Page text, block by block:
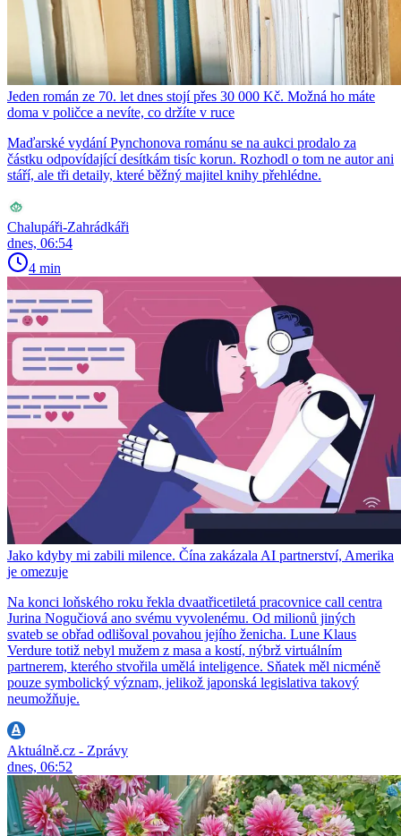
Jeden román ze 70. let dnes stojí přes 30 000 Kč. Možná ho máte
doma v poličce a nevíte, co držíte v ruce
Maďarské vydání Pynchonova románu se na aukci prodalo za
částku odpovídající desítkám tisíc korun. Rozhodl o tom ne autor ani
stáří, ale tři detaily, které běžný majitel knihy přehlédne.
Chalupáři-Zahrádkáři
dnes, 06:54
4 min
Jako kdyby mi zabili milence. Čína zakázala AI partnerství, Amerika
je omezuje
Na konci loňského roku řekla dvaatřicetiletá pracovnice call centra
Jurina Nogučiová ano svému vyvolenému. Od milionů jiných
svateb se obřad odlišoval povahou jejího ženicha. Lune Klaus
Verdure totiž nebyl mužem z masa a kostí, nýbrž virtuálním
partnerem, kterého stvořila umělá inteligence. Sňatek měl nicméně
pouze symbolický význam, jelikož japonská legislativa takový
neumožňuje.
Aktuálně.cz - Zprávy
dnes, 06:52